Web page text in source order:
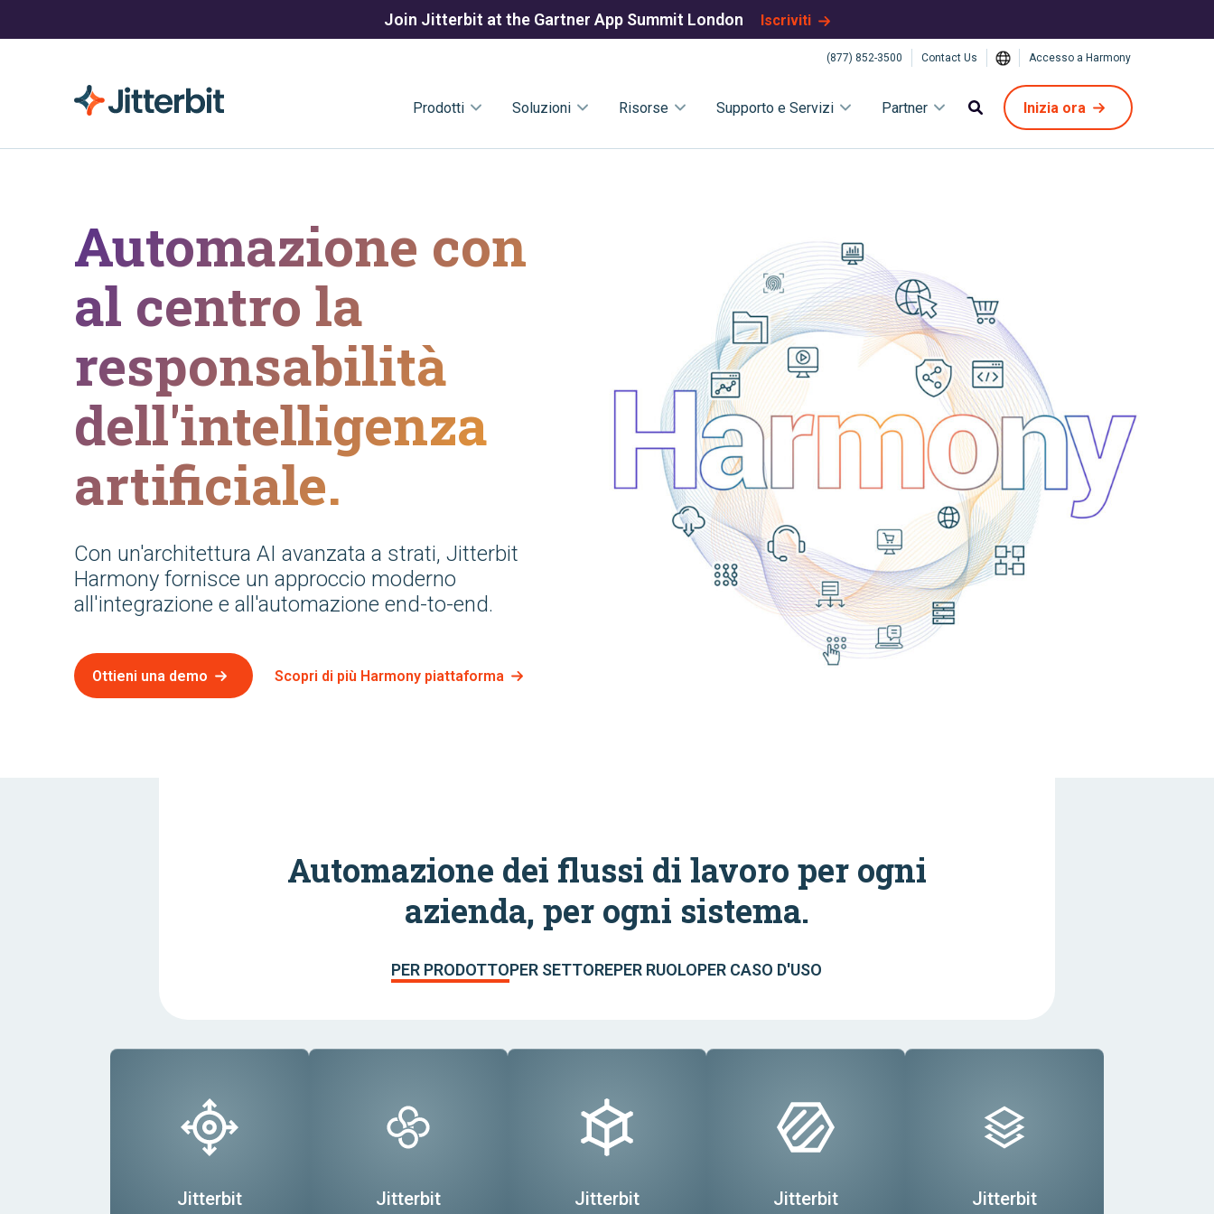
(877) 852-3500 Contact Us Accesso a Harmony
Prodotti Soluzioni Risorse Supporto e Servizi Partner Inizia ora
Join Jitterbit at the Gartner App Summit London Iscriviti
Automazione con
al centro la
responsabilità
dell'intelligenza
artificiale.
Con un'architettura AI avanzata a strati, Jitterbit
Harmony fornisce un approccio moderno
all'integrazione e all'automazione end-to-end.
Ottieni una demo Scopri di più Harmony piattaforma
Automazione dei flussi di lavoro per ogni
azienda, per ogni sistema.
PER PRODOTTOPER SETTOREPER RUOLOPER CASO D'USO
Jitterbit
Jitterbit
Jitterbit
Jitterbit
Jitterbit